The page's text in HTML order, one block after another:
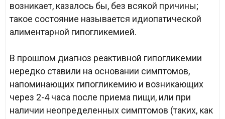
возникает, казалось бы, без всякой причины;
такое состояние называется идиопатической
алиментарной гипогликемией.
В прошлом диагноз реактивной гипогликемии
нередко ставили на основании симптомов,
напоминающих гипогликемию и возникающих
через 2-4 часа после приема пищи, или при
наличии неопределенных симптомов (таких, как